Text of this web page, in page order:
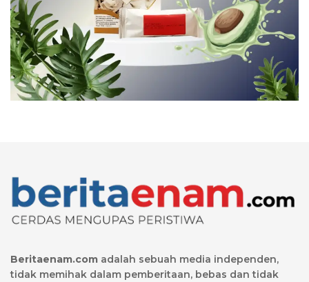
Beritaenam.com adalah sebuah media independen,
tidak memihak dalam pemberitaan, bebas dan tidak